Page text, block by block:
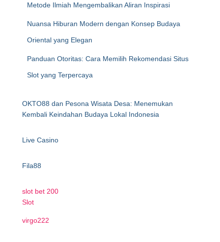
Metode Ilmiah Mengembalikan Aliran Inspirasi
Nuansa Hiburan Modern dengan Konsep Budaya
Oriental yang Elegan
Panduan Otoritas: Cara Memilih Rekomendasi Situs
Slot yang Terpercaya
OKTO88 dan Pesona Wisata Desa: Menemukan
Kembali Keindahan Budaya Lokal Indonesia
Live Casino
Fila88
slot bet 200
Slot
virgo222